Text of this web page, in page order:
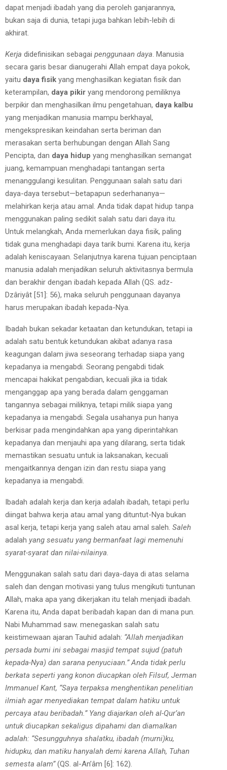
dapat menjadi ibadah yang dia peroleh ganjarannya,
bukan saja di dunia, tetapi juga bahkan lebih-lebih di
akhirat.
Kerja didefinisikan sebagai penggunaan daya . Manusia
secara garis besar dianugerahi Allah empat daya pokok,
yaitu daya fisik yang menghasilkan kegiatan fisik dan
keterampilan, daya pikir yang mendorong pemiliknya
berpikir dan menghasilkan ilmu pengetahuan, daya kalbu
yang menjadikan manusia mampu berkhayal,
mengekspresikan keindahan serta beriman dan
merasakan serta berhubungan dengan Allah Sang
Pencipta, dan daya hidup yang menghasilkan semangat
juang, kemampuan menghadapi tantangan serta
menanggulangi kesulitan. Penggunaan salah satu dari
daya-daya tersebut—betapapun sederhananya—
melahirkan kerja atau amal. Anda tidak dapat hidup tanpa
menggunakan paling sedikit salah satu dari daya itu.
Untuk melangkah, Anda memerlukan daya fisik, paling
tidak guna menghadapi daya tarik bumi. Karena itu, kerja
adalah keniscayaan. Selanjutnya karena tujuan penciptaan
manusia adalah menjadikan seluruh aktivitasnya bermula
dan berakhir dengan ibadah kepada Allah (QS. adz-
Dzâriyât [51]: 56), maka seluruh penggunaan dayanya
harus merupakan ibadah kepada-Nya.
Ibadah bukan sekadar ketaatan dan ketundukan, tetapi ia
adalah satu bentuk ketundukan akibat adanya rasa
keagungan dalam jiwa seseorang terhadap siapa yang
kepadanya ia mengabdi. Seorang pengabdi tidak
mencapai hakikat pengabdian, kecuali jika ia tidak
menganggap apa yang berada dalam genggaman
tangannya sebagai miliknya, tetapi milik siapa yang
kepadanya ia mengabdi. Segala usahanya pun hanya
berkisar pada mengindahkan apa yang diperintahkan
kepadanya dan menjauhi apa yang dilarang, serta tidak
memastikan sesuatu untuk ia laksanakan, kecuali
mengaitkannya dengan izin dan restu siapa yang
kepadanya ia mengabdi.
Ibadah adalah kerja dan kerja adalah ibadah, tetapi perlu
diingat bahwa kerja atau amal yang dituntut-Nya bukan
asal kerja, tetapi kerja yang saleh atau amal saleh. Saleh
adalah yang sesuatu yang bermanfaat lagi memenuhi
syarat-syarat dan nilai-nilainya.
Menggunakan salah satu dari daya-daya di atas selama
saleh dan dengan motivasi yang tulus mengikuti tuntunan
Allah, maka apa yang dikerjakan itu telah menjadi ibadah.
Karena itu, Anda dapat beribadah kapan dan di mana pun.
Nabi Muhammad saw. menegaskan salah satu
keistimewaan ajaran Tauhid adalah: “Allah menjadikan
persada bumi ini sebagai masjid tempat sujud (patuh
kepada-Nya) dan sarana penyuciaan.” Anda tidak perlu
berkata seperti yang konon diucapkan oleh Filsuf, Jerman
Immanuel Kant, “Saya terpaksa menghentikan penelitian
ilmiah agar menyediakan tempat dalam hatiku untuk
percaya atau beribadah.” Yang diajarkan oleh al-Qur’an
untuk diucapkan sekaligus dipahami dan diamalkan
adalah: “Sesungguhnya shalatku, ibadah (murni)ku,
hidupku, dan matiku hanyalah demi karena Allah, Tuhan
semesta alam”(QS. al-An’âm [6]: 162).